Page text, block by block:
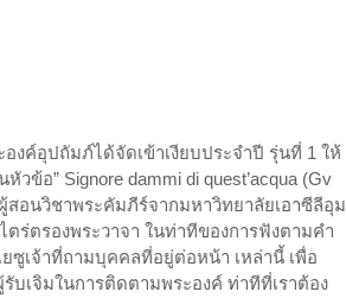
งค์อุปถัมภ์ได้จัดเข้าเงียบประจำปี รุ่นที่ 1 ให้
อ” Signore dammi di quest’acqua (Gv
สอนวิชาพระคัมภีร์จากมหาวิทยาลัยเอาซีลีอุม
ร่ตรองพระวาจา ในท่าทีของการฟังตามคำ
ยซูเจ้าที่ถามบุคคลที่อยู่ต่อหน้า เหล่านี้ เพื่อ
บเจิมในการติดตามพระองค์ ท่าทีที่เราต้อง